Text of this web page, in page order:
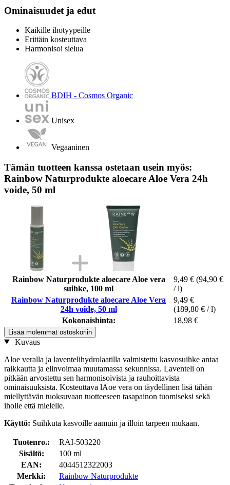
Ominaisuudet ja edut
Kaikille ihotyypeille
Erittäin kosteuttava
Harmonisoi sielua
BDIH - Cosmos Organic
Unisex
Vegaaninen
Tämän tuotteen kanssa ostetaan usein myös:
Rainbow Naturprodukte aloecare Aloe Vera 24h
voide, 50 ml
Rainbow Naturprodukte aloecare Aloe vera
suihke, 100 ml
9,49 € (94,90 €
/ l)
Rainbow Naturprodukte aloecare Aloe Vera
24h voide, 50 ml
9,49 €
(189,80 € / l)
Kokonaishinta:
18,98 €
Lisää molemmat ostoskoriin
Kuvaus
Aloe veralla ja laventelihydrolaatilla valmistettu kasvosuihke antaa
raikkautta ja elinvoimaa muutamassa sekunnissa. Laventeli on
pitkään arvostettu sen harmonisoivista ja rauhoittavista
ominaisuuksista. Kosteuttava lAoe vera on täydellinen lisä tähän
miellyttävän tuoksuvaan tuotteeseen tasapainon tuomiseksi sekä
iholle että mielelle.
Käyttö: Suihkuta kasvoille aamuin ja illoin tarpeen mukaan.
Tuotenro.:
RAI-503220
Sisältö:
100 ml
EAN:
4044512322003
Merkki:
Rainbow Naturprodukte